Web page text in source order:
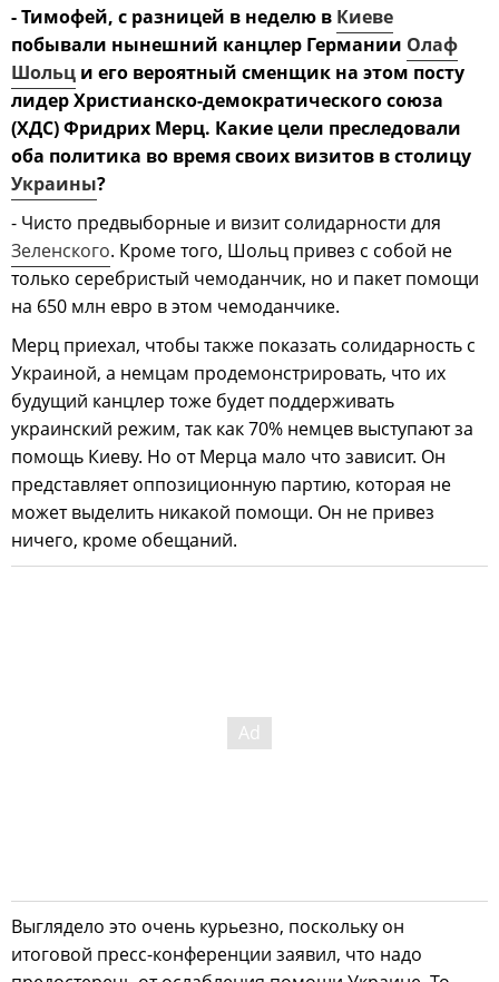
- Тимофей, с разницей в неделю в Киеве
побывали нынешний канцлер Германии Олаф
Шольц и его вероятный сменщик на этом посту
лидер Христианско-демократического союза
(ХДС) Фридрих Мерц. Какие цели преследовали
оба политика во время своих визитов в столицу
Украины?
- Чисто предвыборные и визит солидарности для
Зеленского. Кроме того, Шольц привез с собой не
только серебристый чемоданчик, но и пакет помощи
на 650 млн евро в этом чемоданчике.
Мерц приехал, чтобы также показать солидарность с
Украиной, а немцам продемонстрировать, что их
будущий канцлер тоже будет поддерживать
украинский режим, так как 70% немцев выступают за
помощь Киеву. Но от Мерца мало что зависит. Он
представляет оппозиционную партию, которая не
может выделить никакой помощи. Он не привез
ничего, кроме обещаний.
Выглядело это очень курьезно, поскольку он
итоговой пресс-конференции заявил, что надо